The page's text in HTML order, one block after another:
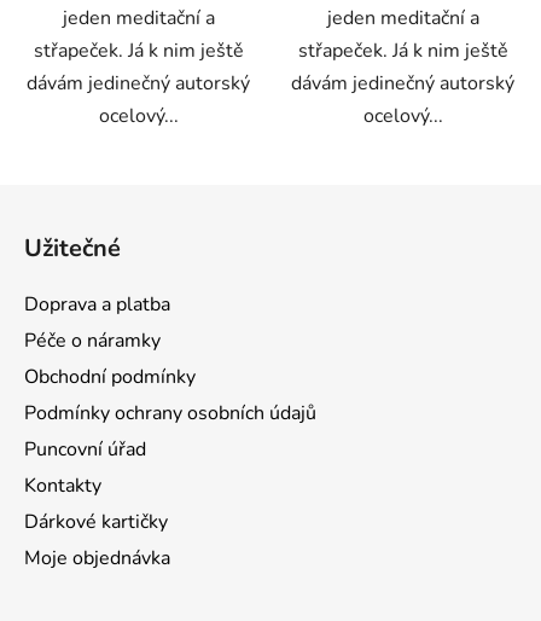
jeden meditační a
střapeček. Já k nim ještě
dávám jedinečný autorský
ocelový...
jeden meditační a
střapeček. Já k nim ještě
dávám jedinečný autorský
ocelový...
Užitečné
Doprava a platba
Péče o náramky
Obchodní podmínky
Podmínky ochrany osobních údajů
Puncovní úřad
Kontakty
Dárkové kartičky
Moje objednávka